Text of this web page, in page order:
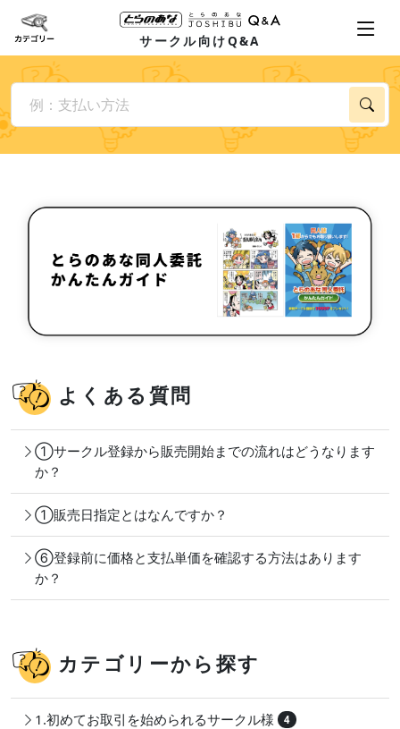
サークル向けQ&A
よくある質問
①サークル登録から販売開始までの流れはどうなります
か？
①販売日指定とはなんですか？
⑥登録前に価格と支払単価を確認する方法はあります
か？
カテゴリーから探す
1.初めてお取引を始められるサークル様 4